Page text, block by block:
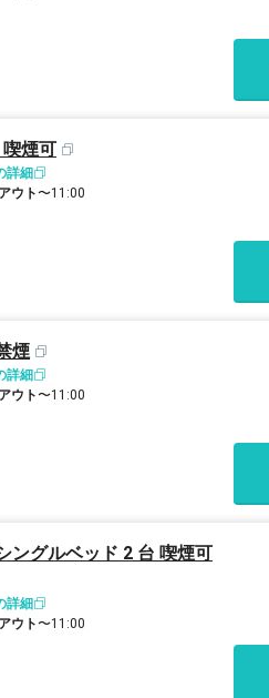
煙可
詳細
ウト〜11:00
煙
詳細
ウト〜11:00
ングルベッド 2 台 喫煙可
詳細
ウト〜11:00